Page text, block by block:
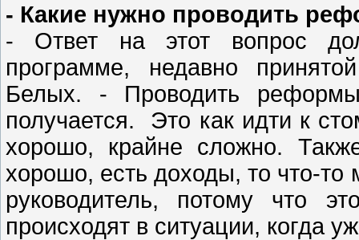
- Какие нужно проводить
- Ответ на этот вопрос
программе, недавно
Белых. - Проводить
получается. Это как идти к
хорошо, крайне сложно.
хорошо, есть доходы, то что-
руководитель, потому что
происходят в ситуации, когда